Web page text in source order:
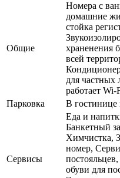
Общие
Номера с
домашние
стойка
храненения
всей
для частных
работает Wi-
Парковка
В гостинице
Сервисы
Еда и
Банкетный
Химчистка,
номер,
обуви для